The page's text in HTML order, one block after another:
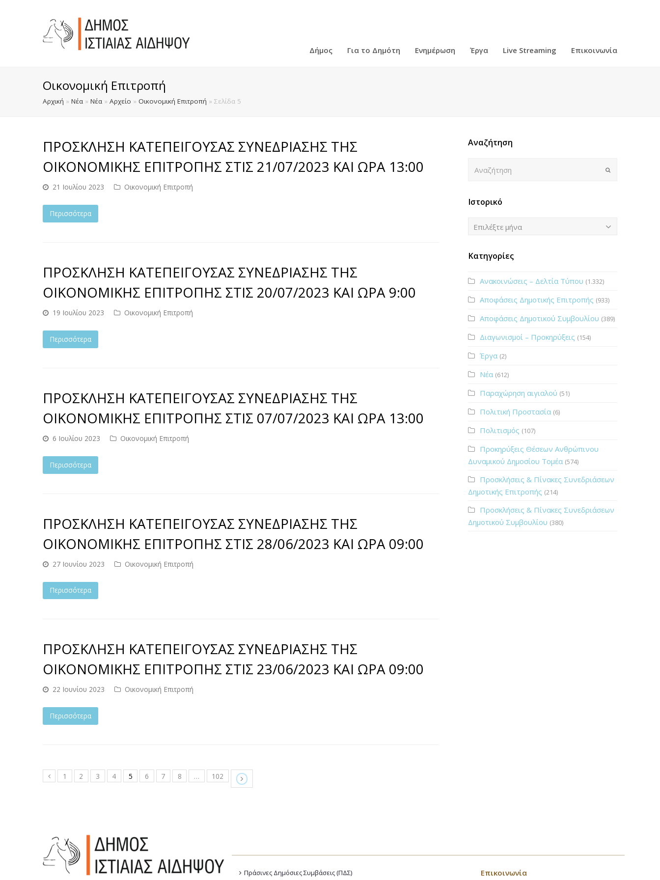
Δήμος Για το Δημότη Ενημέρωση Έργα Live Streaming Επικοινωνία
Οικονομική Επιτροπή
Αρχική » Νέα » Νέα » Αρχείο » Οικονομική Επιτροπή » Σελίδα 5
ΠΡΟΣΚΛΗΣΗ ΚΑΤΕΠΕΙΓΟΥΣΑΣ ΣΥΝΕΔΡΙΑΣΗΣ ΤΗΣ
ΟΙΚΟΝΟΜΙΚΗΣ ΕΠΙΤΡΟΠΗΣ ΣΤΙΣ 21/07/2023 ΚΑΙ ΩΡΑ 13:00
21 Ιουλίου 2023 Οικονομική Επιτροπή
Περισσότερα
ΠΡΟΣΚΛΗΣΗ ΚΑΤΕΠΕΙΓΟΥΣΑΣ ΣΥΝΕΔΡΙΑΣΗΣ ΤΗΣ
ΟΙΚΟΝΟΜΙΚΗΣ ΕΠΙΤΡΟΠΗΣ ΣΤΙΣ 20/07/2023 ΚΑΙ ΩΡΑ 9:00
19 Ιουλίου 2023 Οικονομική Επιτροπή
Περισσότερα
ΠΡΟΣΚΛΗΣΗ ΚΑΤΕΠΕΙΓΟΥΣΑΣ ΣΥΝΕΔΡΙΑΣΗΣ ΤΗΣ
ΟΙΚΟΝΟΜΙΚΗΣ ΕΠΙΤΡΟΠΗΣ ΣΤΙΣ 07/07/2023 ΚΑΙ ΩΡΑ 13:00
6 Ιουλίου 2023 Οικονομική Επιτροπή
Περισσότερα
ΠΡΟΣΚΛΗΣΗ ΚΑΤΕΠΕΙΓΟΥΣΑΣ ΣΥΝΕΔΡΙΑΣΗΣ ΤΗΣ
ΟΙΚΟΝΟΜΙΚΗΣ ΕΠΙΤΡΟΠΗΣ ΣΤΙΣ 28/06/2023 ΚΑΙ ΩΡΑ 09:00
27 Ιουνίου 2023 Οικονομική Επιτροπή
Περισσότερα
ΠΡΟΣΚΛΗΣΗ ΚΑΤΕΠΕΙΓΟΥΣΑΣ ΣΥΝΕΔΡΙΑΣΗΣ ΤΗΣ
ΟΙΚΟΝΟΜΙΚΗΣ ΕΠΙΤΡΟΠΗΣ ΣΤΙΣ 23/06/2023 ΚΑΙ ΩΡΑ 09:00
22 Ιουνίου 2023 Οικονομική Επιτροπή
Περισσότερα
1 2 3 4 5 6 7 8 … 102
Αναζήτηση
Ιστορικό
Ιστορικό
Επιλέξτε μήνα
Κατηγορίες
Ανακοινώσεις – Δελτία Τύπου (1.332)
Αποφάσεις Δημοτικής Επιτροπής (933)
Αποφάσεις Δημοτικού Συμβουλίου (389)
Διαγωνισμοί – Προκηρύξεις (154)
Έργα (2)
Νέα (612)
Παραχώρηση αιγιαλού (51)
Πολιτική Προστασία (6)
Πολιτισμός (107)
Προκηρύξεις Θέσεων Ανθρώπινου
Δυναμικού Δημοσίου Τομέα (574)
Προσκλήσεις & Πίνακες Συνεδριάσεων
Δημοτικής Επιτροπής (214)
Προσκλήσεις & Πίνακες Συνεδριάσεων
Δημοτικού Συμβουλίου (380)
Πράσινες Δημόσιες Συμβάσεις (ΠΔΣ) Επικοινωνία